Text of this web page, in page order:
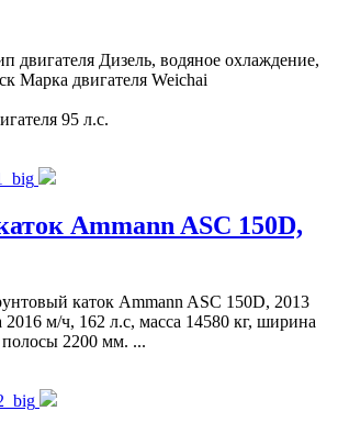
двигателя Дизель, водяное охлаждение,
Марка двигателя Weichai
95 л.с.
Ammann ASC 150D,
каток Ammann ASC 150D, 2013
2016 м/ч, 162 л.с, масса 14580 кг, ширина
2200 мм. ...